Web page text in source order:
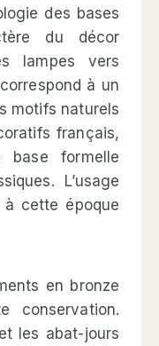
des bases
du décor
lampes vers
à un
motifs naturels
français,
formelle
L’usage
à cette époque
en bronze
conservation.
les abat-jours